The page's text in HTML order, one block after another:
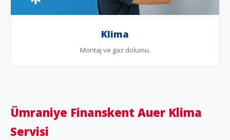
Klima
Montaj ve gaz dolumu.
Ümraniye Finanskent Auer Klima
Servisi